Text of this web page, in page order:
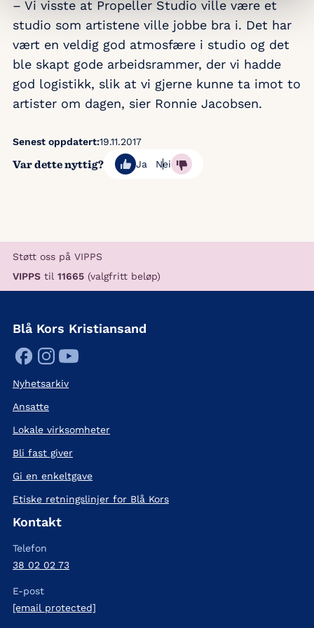
– Vi visste at Propeller Studio ville være et
studio som artistene ville jobbe bra i. Det har
vært en veldig god atmosfære i studio og det
ble skapt gode arbeidsrammer, der vi hadde
god logistikk, slik at vi gjerne kunne ta imot to
artister om dagen, sier Ronnie Jacobsen.
Var dette nyttig? Ja Nei
Senest oppdatert:19.11.2017
Støtt oss på VIPPS
VIPPS til 11665 (valgfritt beløp)
Blå Kors Kristiansand
Nyhetsarkiv
Ansatte
Lokale virksomheter
Bli fast giver
Gi en enkeltgave
Etiske retningslinjer for Blå Kors
Kontakt
Telefon
38 02 02 73
E-post
[email protected]